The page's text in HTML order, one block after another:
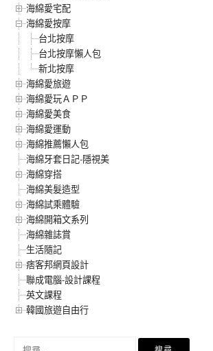
海綿愛宅配
海綿愛按摩
台北按摩
台北按摩懶人包
新北按摩
海綿愛旅遊
海綿愛玩ＡＰＰ
海綿愛美食
海綿愛運動
海綿推薦懶人包
海綿牙套日記-隱視美
海綿穿搭
海綿美髮造型
海綿試乘體驗
海綿開箱文系列
海綿雜誌賞
生活隨記
痞客邦網頁設計
聯成電腦-設計課程
英文課程
韓國旅遊自由行